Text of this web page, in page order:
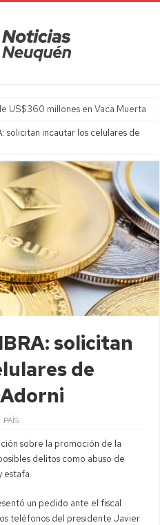
US$360 millones en Vaca Muerta
solicitan incautar los celulares de
solicitan
de
PAÍS
sobre la promoción de la
delitos como abuso de
estafa.
un pedido ante el fiscal
teléfonos del presidente Javier